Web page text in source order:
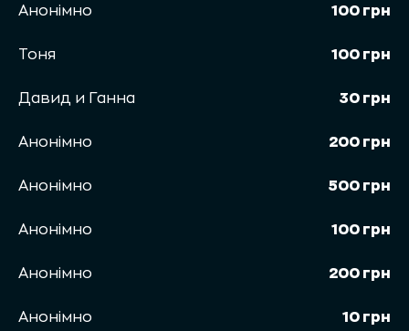
Анонімно 100 грн
Тоня 100 грн
Давид и Ганна 30 грн
Анонімно 200 грн
Анонімно 500 грн
Анонімно 100 грн
Анонімно 200 грн
Анонімно 10 грн